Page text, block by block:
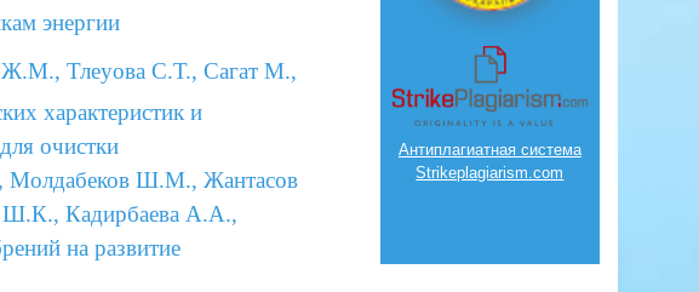
энергии
Тлеуова С.Т., Сагат М.,
характеристик и
очистки
Молдабеков Ш.М., Жантасов
Кадирбаева А.А.,
на развитие
Антиплагиатная система
Strikeplagiarism.com